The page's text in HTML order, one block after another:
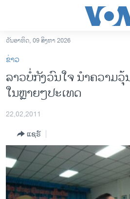
ເຂົ້າ
ຫາ
ຂ້າມ
ຂ້າມ
ຫາ
ອາເມຣິກາ
ການເລືອກຕັ້ງ ປະທານາທີບໍດີ ສະຫະລັດ
ຂ່າວ​ຈີນ
ໂລກ
ເອເຊຍ
ອິດສະຫຼະພາບດ້ານການຂ່າວ
ຊີວິດຊາວລາວ
ວັນອາທິດ, 09 ສິງຫາ 2026
ຂ່າວ
ລາວບໍ່ກັງວົນໃຈ ນໍາຄວາມ
ໃນຫຼາຍໆປະເທດ
22,02,2011
ແຊຣ໌